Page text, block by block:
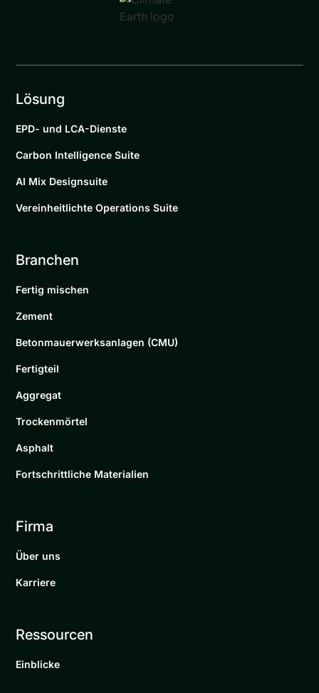
Lösung
EPD- und LCA-Dienste
Carbon Intelligence Suite
AI Mix Designsuite
Vereinheitlichte Operations Suite
Branchen
Fertig mischen
Zement
Betonmauerwerksanlagen (CMU)
Fertigteil
Aggregat
Trockenmörtel
Asphalt
Fortschrittliche Materialien
Firma
Über uns
Karriere
Ressourcen
Einblicke